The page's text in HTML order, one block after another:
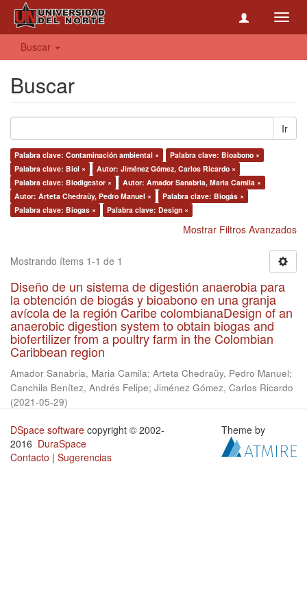
Buscar
Buscar
Ir
Palabra clave: Contaminación ambiental ×
Palabra clave: Bioabono ×
Palabra clave: Biol ×
Autor: Jiménez Gómez, Carlos Ricardo ×
Palabra clave: Biodigestor ×
Autor: Amador Sanabria, Maria Camila ×
Autor: Arteta Chedraüy, Pedro Manuel ×
Palabra clave: Biogás ×
Palabra clave: Biogas ×
Palabra clave: Design ×
Mostrar Filtros Avanzados
Mostrando ítems 1-1 de 1
Diseño de un sistema de digestión anaerobia para
la obtención de biogás y bioabono en una granja
avícola de la región Caribe colombianaDesign of an
anaerobic digestion system to obtain biogas and
biofertilizer from a poultry farm in the Colombian
Caribbean region
Amador Sanabria, Maria Camila; Arteta Chedraüy, Pedro Manuel;
Canchila Benítez, Andrés Felipe; Jiménez Gómez, Carlos Ricardo
(2021-05-29)
DSpace software copyright © 2002-
2016 DuraSpace
Contacto | Sugerencias
Theme by